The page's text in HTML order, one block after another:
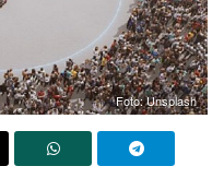
Foto: Unsplash